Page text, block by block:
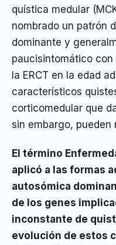
quística medular
nombrado un patrón
dominante y
paucisintomático
la ERCT en la edad
característicos
corticomedular que
sin embargo, pueden
El término
aplicó a las formas
autosómica
de los genes
inconstante de
evolución de estos